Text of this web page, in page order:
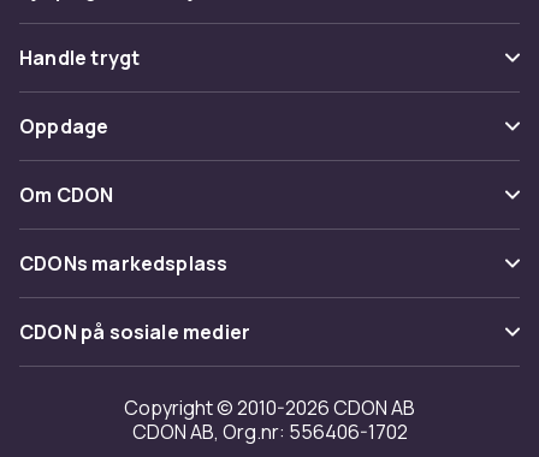
Vanlige spørsmål
Spor pakke
Angre & returner her
Kontakt oss
Handle trygt
Betaling
Levering
Tilbakekallinger
Oppdage
Kategorier
Varemerker
Om CDON
Om oss
Kundeanmeldelser
Jobbe på CDON
Investor relations
Tilgjengelighet
CDONs markedsplass
Merchant Help Center
CDON på sosiale medier
Copyright © 2010-2026 CDON AB
CDON AB, Org.nr: 556406-1702